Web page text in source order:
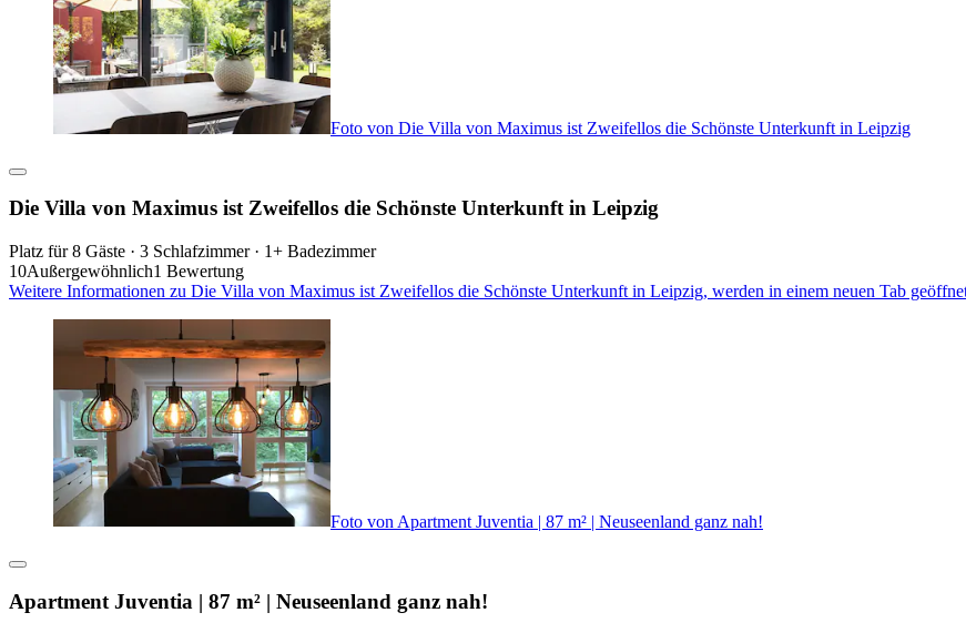
Foto von Die Villa von Maximus ist Zweifellos die Schönste Unterkunft in Leipzig
Die Villa von Maximus ist Zweifellos die Schönste Unterkunft in Leipzig
Platz für 8 Gäste · 3 Schlafzimmer · 1+ Badezimmer
10Außergewöhnlich1 Bewertung
Weitere Informationen zu Die Villa von Maximus ist Zweifellos die Schönste Unterkunft in Leipzig, werden in einem neuen Tab
Foto von Apartment Juventia | 87 m² | Neuseenland ganz nah!
Apartment Juventia | 87 m² | Neuseenland ganz nah!